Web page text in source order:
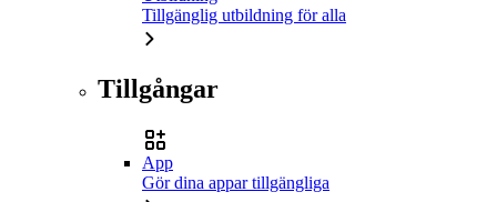
Tillgänglig utbildning för alla
Tillgångar
App
Gör dina appar tillgängliga